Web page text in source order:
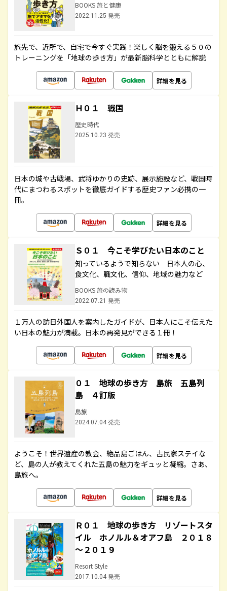
BOOKS 旅と健康
2022.11.25 発売
旅先で、近所で、自宅で今すぐ実践！楽しく脳を鍛える５０の
トレーニングを「地球の歩き方」が最新脳科学とともに解説
詳細を見る
Ｈ０１ 戦国
歴史時代
2025.10.23 発売
日本の城や古戦場、武将ゆかりの史跡、展示施設など、戦国時
代にまつわるスポットを徹底ガイドする歴史ファン必携の一
冊。
詳細を見る
Ｓ０１ 今こそ学びたい日本のこと
知っているようで知らない 日本人の心、
食文化、職文化、信仰、地域の魅力など
BOOKS 旅の読み物
2022.07.21 発売
１万人の訪日外国人を案内したガイドが、日本人にこそ伝えた
い日本の魅力が満載。日本の再発見ができる１冊！
詳細を見る
０１ 地球の歩き方 島旅 五島列
島 ４訂版
島旅
2024.07.04 発売
ようこそ！世界遺産の教会、絶品島ごはん、古民家ステイな
ど、島の人が教えてくれた五島の魅力をギュッと凝縮。さあ、
島旅へ。
詳細を見る
Ｒ０１ 地球の歩き方 リゾートスタ
イル ホノルル＆オアフ島 ２０１８
～２０１９
Resort Style
2017.10.04 発売